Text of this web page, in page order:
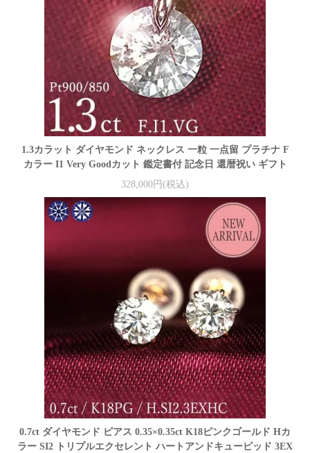
1.3カラット ダイヤモンド ネックレス 一粒 一点留 プラチナ F
カラー I1 Very Goodカット 鑑定書付 記念日 還暦祝い ギフト
328,000円(税込)
0.7ct ダイヤモンド ピアス 0.35×0.35ct K18ピンクゴールド Hカ
ラー SI2 トリプルエクセレント ハートアンドキューピッド 3EX